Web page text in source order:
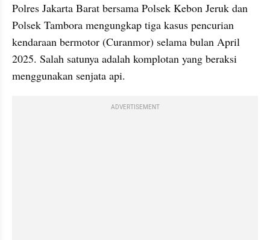
Polres Jakarta Barat bersama Polsek Kebon Jeruk dan
Polsek Tambora mengungkap tiga kasus pencurian
kendaraan bermotor (Curanmor) selama bulan April
2025. Salah satunya adalah komplotan yang beraksi
menggunakan senjata api.
ADVERTISEMENT